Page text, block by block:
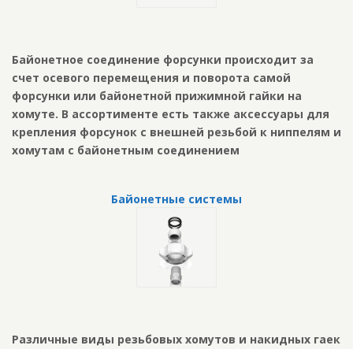
Байонетное соединение форсунки происходит за
счет осевого перемещения и поворота самой
форсунки или байонетной прижимной гайки на
хомуте. В ассортименте есть также аксессуары для
крепления форсунок с внешней резьбой к ниппелям и
хомутам с байонетным соединением
Байонетные системы
Различные виды резьбовых хомутов и накидных гаек